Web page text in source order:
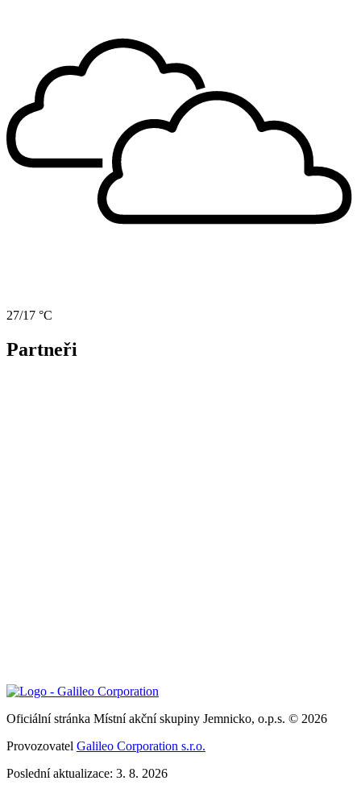
27/17 °C
Partneři
Oficiální stránka Místní akční skupiny Jemnicko, o.p.s. © 2026
Provozovatel Galileo Corporation s.r.o.
Poslední aktualizace: 3. 8. 2026